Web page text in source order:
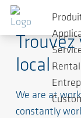
local
We are at
constantly